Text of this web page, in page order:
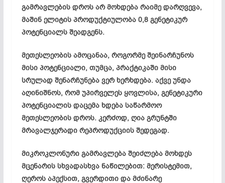
გამრავლების დროს არ მოხდება რაიმე დარღვევა,
მაშინ ელიტის პროდუქტიულობა 0,8 გენეტიკურ
პოტენციალს შეადგენს.
მეთესლეობის ამოცანაა, როგორმე შეინარჩუნოს
მისი პოტენციალი, თუმცა, პრაქტიკაში მისი
სრულად შენარჩუნება ვერ ხერხდება. აქვე უნდა
აღინიშნოს, რომ უპირველეს ყოვლისა, გენეტიკური
პოტენციალის დაცემა ხდება საწარმოო
მეთესლეობის დროს. კერძოდ, ღია გრუნტში
მრავალჯერადი რეპროდუქციის შედეგად.
მიკროკლონური გამრავლება შეიძლება მოხდეს
მცენარის სხვადასხვა ნაწილებით: მერისტემით,
ღეროს აპექსით, გვერდითი და მძინარე